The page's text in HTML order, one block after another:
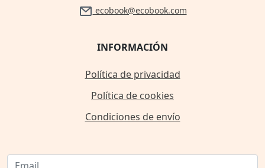
ecobook@ecobook.com
INFORMACIÓN
Política de privacidad
Política de cookies
Condiciones de envío